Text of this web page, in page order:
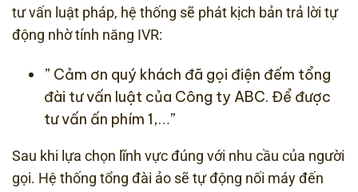
tư vấn luật pháp, hệ thống sẽ phát kịch bản trả lời tự
động nhờ tính năng IVR:
” Cảm ơn quý khách đã gọi điện đếm tổng
đài tư vấn luật của Công ty ABC. Để được
tư vấn ấn phím 1,…”
Sau khi lựa chọn lĩnh vực đúng với nhu cầu của người
gọi. Hệ thống tổng đài ảo sẽ tự động nối máy đến